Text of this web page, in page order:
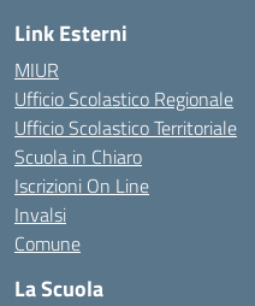
Link Esterni
MIUR
Ufficio Scolastico Regionale
Ufficio Scolastico Territoriale
Scuola in Chiaro
Iscrizioni On Line
Invalsi
Comune
La Scuola